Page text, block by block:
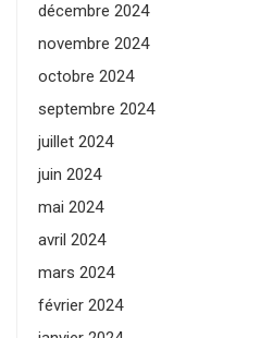
décembre 2024
novembre 2024
octobre 2024
septembre 2024
juillet 2024
juin 2024
mai 2024
avril 2024
mars 2024
février 2024